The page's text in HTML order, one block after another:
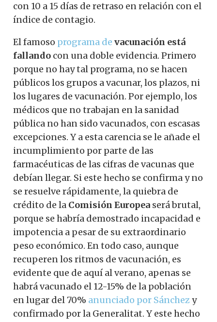
con 10 a 15 días de retraso en relación con el
índice de contagio.
El famoso programa de vacunación está
fallando con una doble evidencia. Primero
porque no hay tal programa, no se hacen
públicos los grupos a vacunar, los plazos, ni
los lugares de vacunación. Por ejemplo, los
médicos que no trabajan en la sanidad
pública no han sido vacunados, con escasas
excepciones. Y a esta carencia se le añade el
incumplimiento por parte de las
farmacéuticas de las cifras de vacunas que
debían llegar. Si este hecho se confirma y no
se resuelve rápidamente, la quiebra de
crédito de la Comisión Europea será brutal,
porque se habría demostrado incapacidad e
impotencia a pesar de su extraordinario
peso económico. En todo caso, aunque
recuperen los ritmos de vacunación, es
evidente que de aquí al verano, apenas se
habrá vacunado el 12-15% de la población
en lugar del 70% anunciado por Sánchez y
confirmado por la Generalitat. Y este hecho